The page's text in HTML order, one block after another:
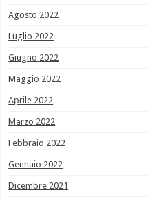
Agosto 2022
Luglio 2022
Giugno 2022
Maggio 2022
Aprile 2022
Marzo 2022
Febbraio 2022
Gennaio 2022
Dicembre 2021